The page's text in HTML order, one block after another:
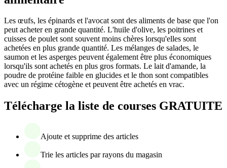
Les œufs, les épinards et l'avocat sont des aliments de base que l'on
peut acheter en grande quantité. L'huile d'olive, les poitrines et
cuisses de poulet sont souvent moins chères lorsqu'elles sont
achetées en plus grande quantité. Les mélanges de salades, le
saumon et les asperges peuvent également être plus économiques
lorsqu'ils sont achetés en plus gros formats. Le lait d'amande, la
poudre de protéine faible en glucides et le thon sont compatibles
avec un régime cétogène et peuvent être achetés en vrac.
Télécharge la liste de courses GRATUITE
Ajoute et supprime des articles
Trie les articles par rayons du magasin